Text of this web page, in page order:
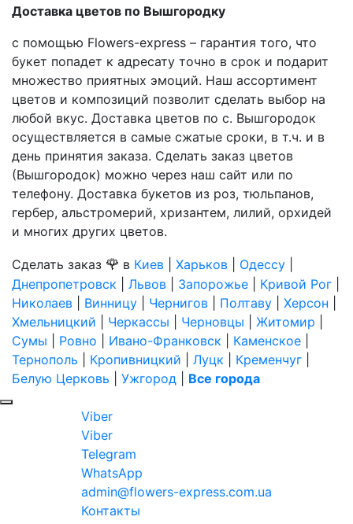
Доставка цветов по Вышгородку
с помощью Flowers-express – гарантия того, что
букет попадет к адресату точно в срок и подарит
множество приятных эмоций. Наш ассортимент
цветов и композиций позволит сделать выбор на
любой вкус. Доставка цветов по с. Вышгородок
осуществляется в самые сжатые сроки, в т.ч. и в
день принятия заказа. Сделать заказ цветов
(Вышгородок) можно через наш сайт или по
телефону. Доставка букетов из роз, тюльпанов,
гербер, альстромерий, хризантем, лилий, орхидей
и многих других цветов.
Сделать заказ 🌹 в Киев Харьков Одессу
Днепропетровск
Львов Запорожье Кривой Рог
Николаев
Винницу Чернигов Полтаву Херсон
Хмельницкий
Черкассы Черновцы Житомир
Сумы
Ровно Ивано-Франковск Каменское
Тернополь
Кропивницкий Луцк Кременчуг
Белую Церковь
Ужгород Все города
Viber
Viber
Telegram
WhatsApp
admin@flowers-express.com.ua
Контакты